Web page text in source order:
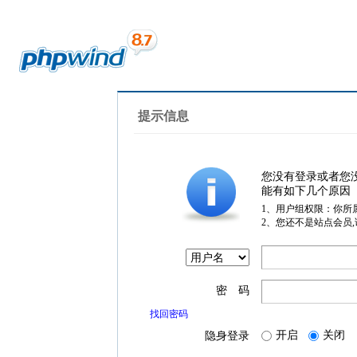
提示信息
您没有登录或者您
能有如下几个原因
1、用户组权限：你所
2、您还不是站点会员
密 码
找回密码
隐身登录 开启 关闭